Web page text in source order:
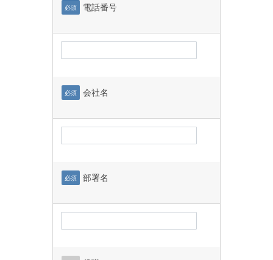
必須 電話番号
必須 会社名
必須 部署名